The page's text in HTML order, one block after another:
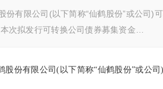
有限公司(以下简称“仙鹤股份”或公司)
拟发行可转换公司债券募集资金…
份有限公司(以下简称“仙鹤股份”或公司